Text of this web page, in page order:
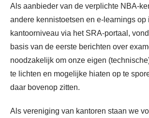
Als aanbieder van de verplichte NBA-
andere kennistoetsen en e-learnings op
kantoorniveau via het SRA-portaal,
basis van de eerste berichten over
noodzakelijk om onze eigen
te lichten en mogelijke hiaten op te
daar bovenop zitten.
Als vereniging van kantoren staan we